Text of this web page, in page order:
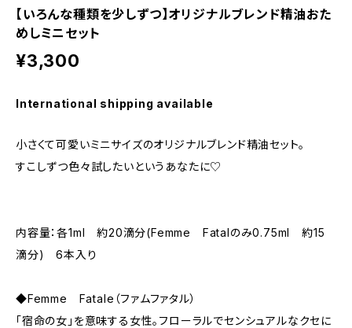
【いろんな種類を少しずつ】オリジナルブレンド精油おた
めしミニセット
¥3,300
International shipping available
小さくて可愛いミニサイズのオリジナルブレンド精油セット。
すこしずつ色々試したいというあなたに♡
内容量：各1ml 約20滴分(Femme Fatalのみ0.75ml 約15
滴分) 6本入り
◆Femme Fatale（ファムファタル）
「宿命の女」を意味する女性。フローラルでセンシュアルなクセに